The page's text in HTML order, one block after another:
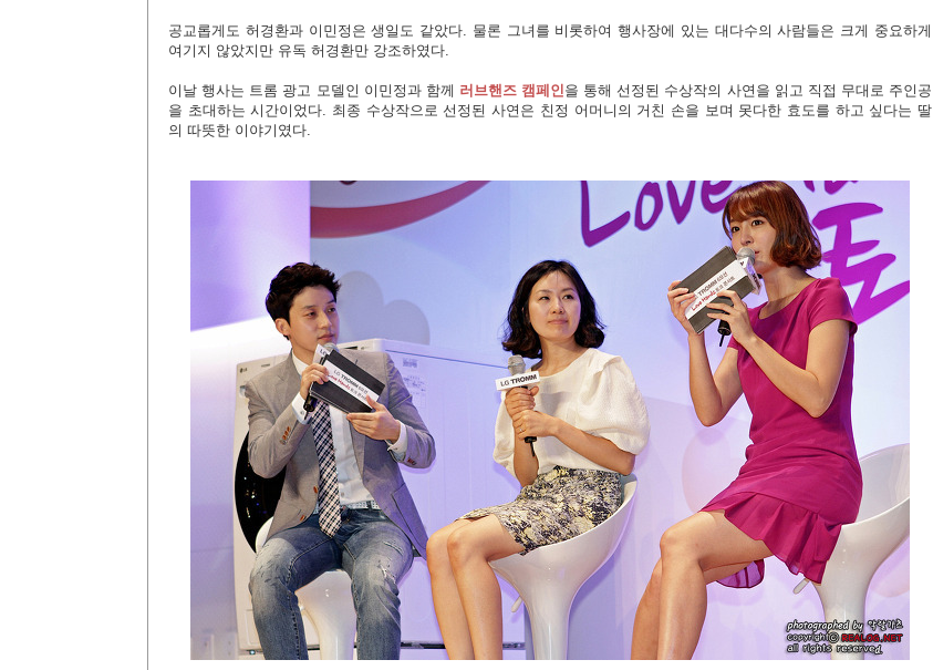
공교롭게도 허경환과 이민정은 생일도 같았다. 물론 그녀를 비롯하여 행사장에 있는 대다수의 사람들은 크게 중요하게
여기지 않았지만 유독 허경환만 강조하였다.
이날 행사는 트롬 광고 모델인 이민정과 함께 러브핸즈 캠페인을 통해 선정된 수상작의 사연을 읽고 직접 무대로 주인공
을 초대하는 시간이었다. 최종 수상작으로 선정된 사연은 친정 어머니의 거친 손을 보며 못다한 효도를 하고 싶다는 딸
의 따뜻한 이야기였다.